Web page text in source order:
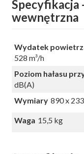
Specyfikacja
wewnętrzna
Wydatek
528 m³/h
Poziom hałasu
dB(A)
Wymiary 890 x
Waga 15,5 kg